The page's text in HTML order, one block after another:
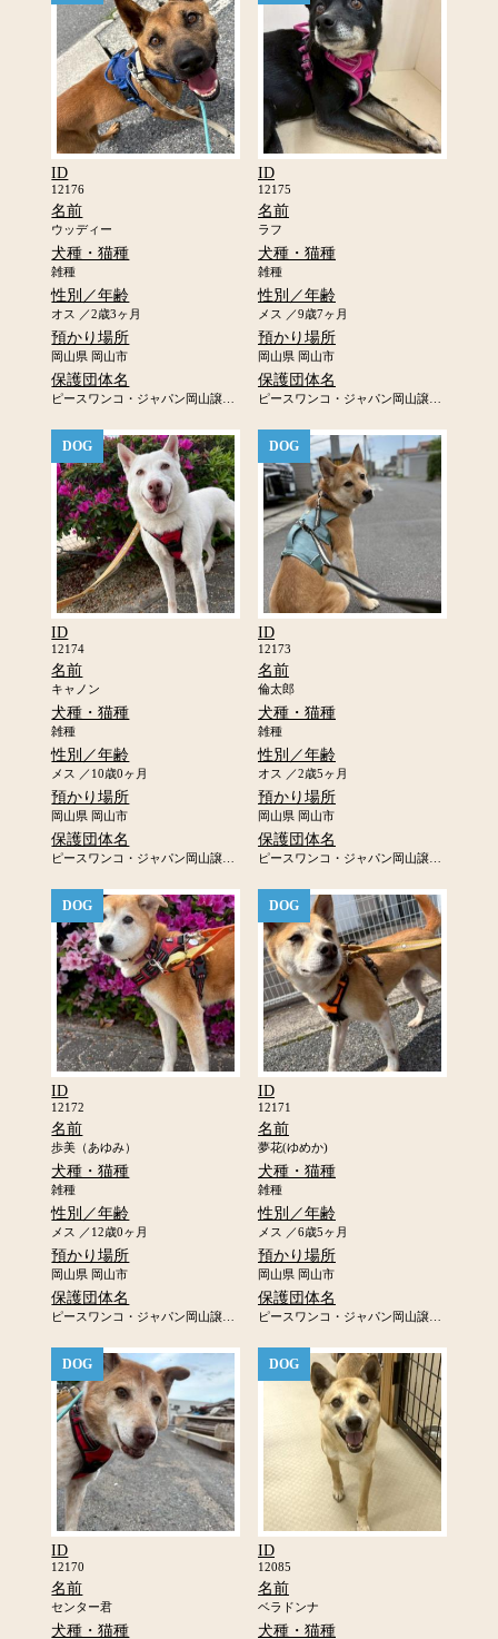
ID
12176
名前
ウッディー
犬種・猫種
雑種
性別／年齢
オス ／2歳3ヶ月
預かり場所
岡山県 岡山市
保護団体名
ID
12175
名前
ラフ
犬種・猫種
雑種
性別／年齢
メス ／9歳7ヶ月
預かり場所
岡山県 岡山市
保護団体名
DOG
ID
12174
名前
キャノン
犬種・猫種
雑種
性別／年齢
メス ／10歳0ヶ月
預かり場所
岡山県 岡山市
保護団体名
DOG
ID
12173
名前
倫太郎
犬種・猫種
雑種
性別／年齢
オス ／2歳5ヶ月
預かり場所
岡山県 岡山市
保護団体名
DOG
ID
12172
名前
歩美（あゆみ）
犬種・猫種
雑種
性別／年齢
メス ／12歳0ヶ月
預かり場所
岡山県 岡山市
保護団体名
DOG
ID
12171
名前
夢花(ゆめか)
犬種・猫種
雑種
性別／年齢
メス ／6歳5ヶ月
預かり場所
岡山県 岡山市
保護団体名
DOG
ID
12170
名前
センター君
犬種・猫種
DOG
ID
12085
名前
ベラドンナ
犬種・猫種